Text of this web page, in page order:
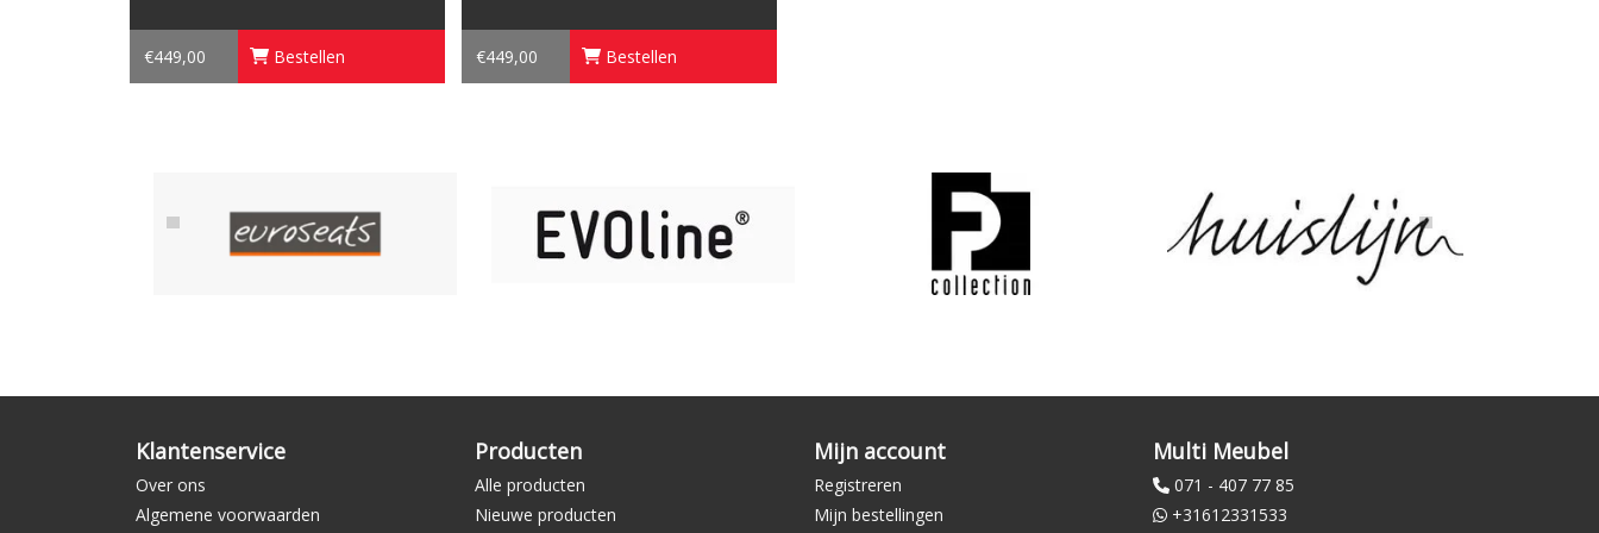
€449,00 Bestellen €449,00 Bestellen
Klantenservice
Over ons
Algemene voorwaarden
Producten
Alle producten
Nieuwe producten
Mijn account
Registreren
Mijn bestellingen
Multi Meubel
071 - 407 77 85
+31612331533